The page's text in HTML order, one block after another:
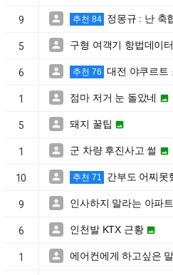
9  추천 84 정몽규 : 난 축
5  구형 여객기 항법데이
6  추천 76 대전 야쿠르트
1  점마 저거 눈 돌았네 
5  돼지 꿀팁 
1  군 차량 후진사고 썰 
10  추천 71 간부도 어찌못
9  인사하지 말라는 아파
6  인천발 KTX 근황 
1  에어컨에게 하고싶은 말